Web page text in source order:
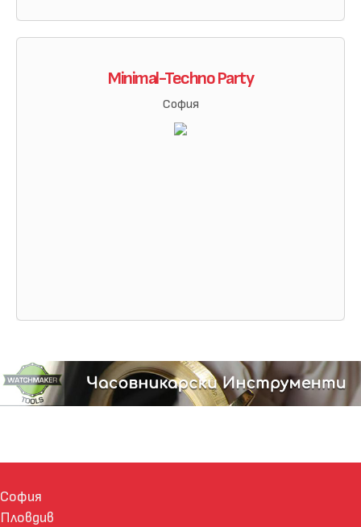
Minimal-Techno Party
София
София
Пловдив